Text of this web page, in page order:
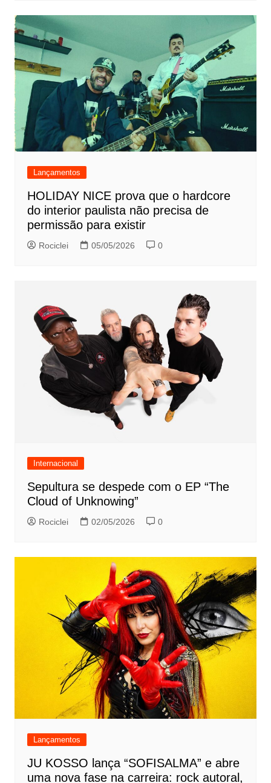
Lançamentos
HOLIDAY NICE prova que o hardcore
do interior paulista não precisa de
permissão para existir
Rociclei 05/05/2026 0
Internacional
Sepultura se despede com o EP “The
Cloud of Unknowing”
Rociclei 02/05/2026 0
Lançamentos
JU KOSSO lança “SOFISALMA” e abre
uma nova fase na carreira: rock autoral,